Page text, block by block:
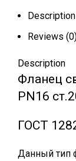
Description
Reviews
Description
Фланец
РN16
ГОСТ
Данный тип